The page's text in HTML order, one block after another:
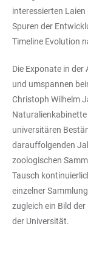
interessierten
Spuren der
Timeline Evolution
Die Exponate in
und umspannen
Christoph Wilhelm
universitären
darauffolgenden
zoologischen
Tausch
einzelner
zugleich ein Bild
der Universität.